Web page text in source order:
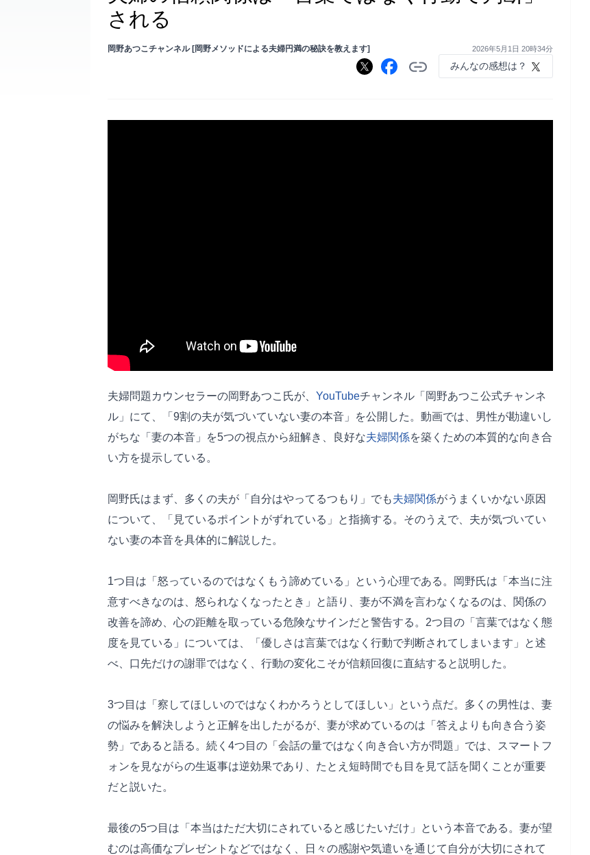
される
岡野あつこチャンネル [岡野メソッドによる夫婦円満の秘訣を教えます] 2026年5月1日 20時34分
みんなの感想は？
夫婦問題カウンセラーの岡野あつこ氏が、 YouTubeチャンネル「岡野あつこ公式チャンネ
ル」にて、「9割の夫が気づいていない妻の本音」を公開した。動画では、男性が勘違いし
がちな「妻の本音」を5つの視点から紐解き、良好な夫婦関係を築くための本質的な向き合
い方を提示している。
岡野氏はまず、多くの夫が「自分はやってるつもり」でも夫婦関係がうまくいかない原因
について、「見ているポイントがずれている」と指摘する。そのうえで、夫が気づいてい
ない妻の本音を具体的に解説した。
1つ目は「怒っているのではなくもう諦めている」という心理である。岡野氏は「本当に注
意すべきなのは、怒られなくなったとき」と語り、妻が不満を言わなくなるのは、関係の
改善を諦め、心の距離を取っている危険なサインだと警告する。2つ目の「言葉ではなく態
度を見ている」については、「優しさは言葉ではなく行動で判断されてしまいます」と述
べ、口先だけの謝罪ではなく、行動の変化こそが信頼回復に直結すると説明した。
3つ目は「察してほしいのではなくわかろうとしてほしい」という点だ。多くの男性は、妻
の悩みを解決しようと正解を出したがるが、妻が求めているのは「答えよりも向き合う姿
勢」であると語る。続く4つ目の「会話の量ではなく向き合い方が問題」では、スマートフ
ォンを見ながらの生返事は逆効果であり、たとえ短時間でも目を見て話を聞くことが重要
だと説いた。
最後の5つ目は「本当はただ大切にされていると感じたいだけ」という本音である。妻が望
むのは高価なプレゼントなどではなく、日々の感謝や気遣いを通じて自分が大切にされて